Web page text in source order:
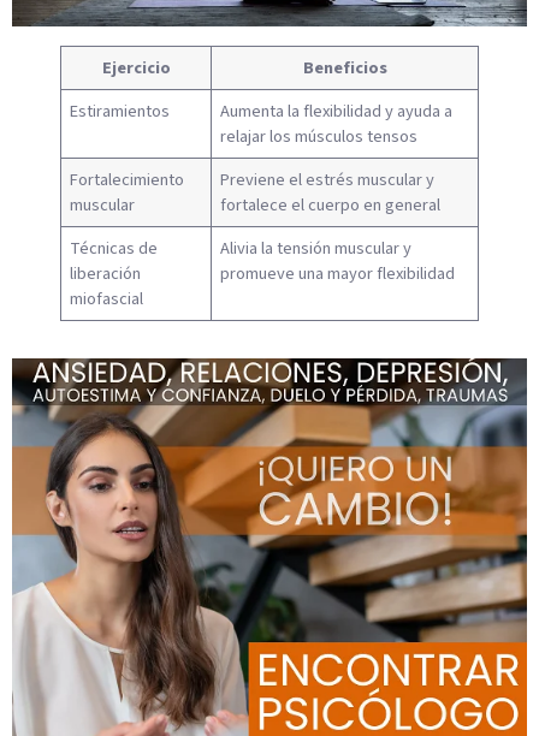
Ejercicio
Beneficios
Estiramientos
Aumenta la flexibilidad y ayuda a
relajar los músculos tensos
Fortalecimiento
muscular
Previene el estrés muscular y
fortalece el cuerpo en general
Técnicas de
liberación
miofascial
Alivia la tensión muscular y
promueve una mayor flexibilidad